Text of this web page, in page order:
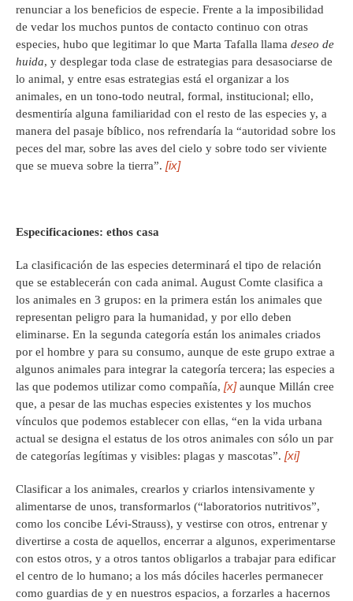
renunciar a los beneficios de especie. Frente a la imposibilidad
de vedar los muchos puntos de contacto continuo con otras
especies, hubo que legitimar lo que Marta Tafalla llama deseo de
huida, y desplegar toda clase de estrategias para desasociarse de
lo animal, y entre esas estrategias está el organizar a los
animales, en un tono-todo neutral, formal, institucional; ello,
desmentiría alguna familiaridad con el resto de las especies y, a
manera del pasaje bíblico, nos refrendaría la “autoridad sobre los
peces del mar, sobre las aves del cielo y sobre todo ser viviente
que se mueva sobre la tierra”. [ix]
Especificaciones: ethos casa
La clasificación de las especies determinará el tipo de relación
que se establecerán con cada animal. August Comte clasifica a
los animales en 3 grupos: en la primera están los animales que
representan peligro para la humanidad, y por ello deben
eliminarse. En la segunda categoría están los animales criados
por el hombre y para su consumo, aunque de este grupo extrae a
algunos animales para integrar la categoría tercera; las especies a
las que podemos utilizar como compañía, [x]aunque Millán cree
que, a pesar de las muchas especies existentes y los muchos
vínculos que podemos establecer con ellas, “en la vida urbana
actual se designa el estatus de los otros animales con sólo un par
de categorías legítimas y visibles: plagas y mascotas”. [xi]
Clasificar a los animales, crearlos y criarlos intensivamente y
alimentarse de unos, transformarlos (“laboratorios nutritivos”,
como los concibe Lévi-Strauss), y vestirse con otros, entrenar y
divertirse a costa de aquellos, encerrar a algunos, experimentarse
con estos otros, y a otros tantos obligarlos a trabajar para edificar
el centro de lo humano; a los más dóciles hacerles permanecer
como guardias de y en nuestros espacios, a forzarles a hacernos